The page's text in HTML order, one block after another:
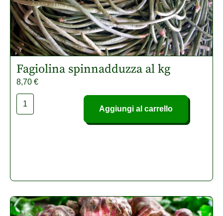
Fagiolina spinnadduzza al kg
8,70 €
Aggiungi al carrello